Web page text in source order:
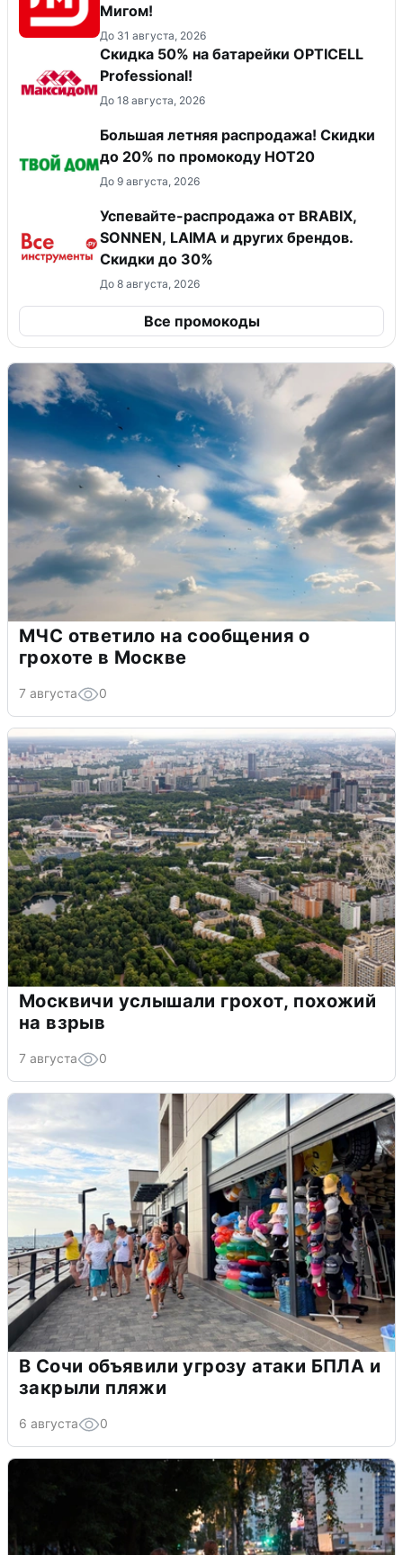
Мигом!
До 31 августа, 2026
Скидка 50% на батарейки OPTICELL
Professional!
До 18 августа, 2026
Большая летняя распродажа! Скидки
до 20% по промокоду HOT20
До 9 августа, 2026
Успевайте-распродажа от BRABIX,
SONNEN, LAIMA и других брендов.
Скидки до 30%
До 8 августа, 2026
Все промокоды
МЧС ответило на сообщения о
грохоте в Москве
7 августа 0
Москвичи услышали грохот, похожий
на взрыв
7 августа 0
В Сочи объявили угрозу атаки БПЛА и
закрыли пляжи
6 августа 0